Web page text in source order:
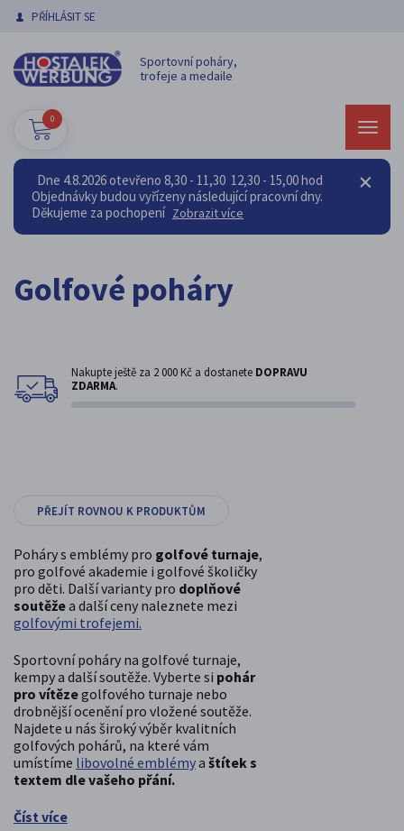
PŘÍHLÁSIT SE
Sportovní poháry,
trofeje a medaile
0
Dne 4.8.2026 otevřeno 8,30 - 11,30 12,30 - 15,00 hod
Objednávky budou vyřízeny následující pracovní dny.
Děkujeme za pochopení Zobrazit více
Golfové poháry
Nakupte ještě za 2 000 Kč a dostanete DOPRAVU
ZDARMA.
PŘEJÍT ROVNOU K PRODUKTŮM
Poháry s emblémy pro golfové turnaje,
pro golfové akademie i golfové školičky
pro děti. Další varianty pro doplňové
soutěžea další ceny naleznete mezi
golfovými trofejemi.
Sportovní poháry na golfové turnaje,
kempy a další soutěže. Vyberte si pohár
pro vítězegolfového turnaje nebo
drobnější ocenění pro vložené soutěže.
Najdete u nás široký výběr kvalitních
golfových pohárů, na které vám
umístíme libovolné emblémya štítek s
textem dle vašeho přání.
Číst více